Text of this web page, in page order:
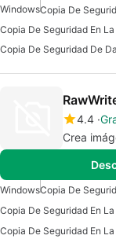
Windows
Copia De Seguridad En
Copia De Seguridad De
4.4
Crea
WindowsCopia De